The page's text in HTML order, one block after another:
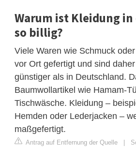
Warum ist Kleidung in
so billig?
Viele Waren wie Schmuck
vor Ort gefertigt und sind
günstiger als in Deutschland.
Baumwollartikel wie Hamam-
Tischwäsche. Kleidung –
Hemden oder Lederjacken –
maßgefertigt.
Antrag auf Entfernung der Quelle